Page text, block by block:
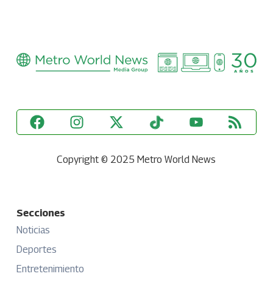
Copyright © 2025 Metro World News
Secciones
Noticias
Deportes
Entretenimiento